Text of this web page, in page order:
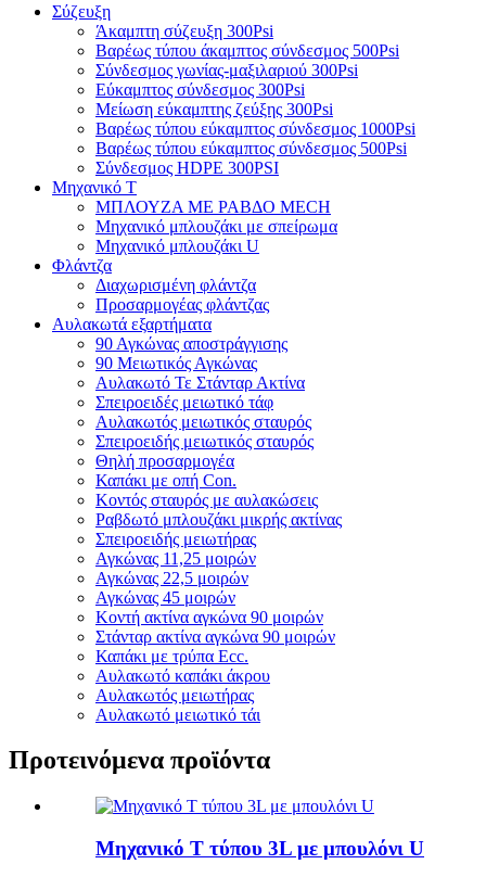
Σύζευξη
Άκαμπτη σύζευξη 300Psi
Βαρέως τύπου άκαμπτος σύνδεσμος 500Psi
Σύνδεσμος γωνίας-μαξιλαριού 300Psi
Εύκαμπτος σύνδεσμος 300Psi
Μείωση εύκαμπτης ζεύξης 300Psi
Βαρέως τύπου εύκαμπτος σύνδεσμος 1000Psi
Βαρέως τύπου εύκαμπτος σύνδεσμος 500Psi
Σύνδεσμος HDPE 300PSI
Μηχανικό Τ
ΜΠΛΟΥΖΑ ΜΕ ΡΑΒΔΟ MECH
Μηχανικό μπλουζάκι με σπείρωμα
Μηχανικό μπλουζάκι U
Φλάντζα
Διαχωρισμένη φλάντζα
Προσαρμογέας φλάντζας
Αυλακωτά εξαρτήματα
90 Αγκώνας αποστράγγισης
90 Μειωτικός Αγκώνας
Αυλακωτό Τε Στάνταρ Ακτίνα
Σπειροειδές μειωτικό τάφ
Αυλακωτός μειωτικός σταυρός
Σπειροειδής μειωτικός σταυρός
Θηλή προσαρμογέα
Καπάκι με οπή Con.
Κοντός σταυρός με αυλακώσεις
Ραβδωτό μπλουζάκι μικρής ακτίνας
Σπειροειδής μειωτήρας
Αγκώνας 11,25 μοιρών
Αγκώνας 22,5 μοιρών
Αγκώνας 45 μοιρών
Κοντή ακτίνα αγκώνα 90 μοιρών
Στάνταρ ακτίνα αγκώνα 90 μοιρών
Καπάκι με τρύπα Ecc.
Αυλακωτό καπάκι άκρου
Αυλακωτός μειωτήρας
Αυλακωτό μειωτικό τάι
Προτεινόμενα προϊόντα
Μηχανικό Τ τύπου 3L με μπουλόνι U